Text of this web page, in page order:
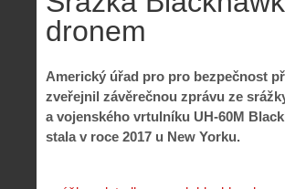
dronem
Americký úřad pro pro bezpečnost
zveřejnil závěrečnou zprávu ze
a vojenského vrtulníku UH-60M
stala v roce 2017 u New Yorku.